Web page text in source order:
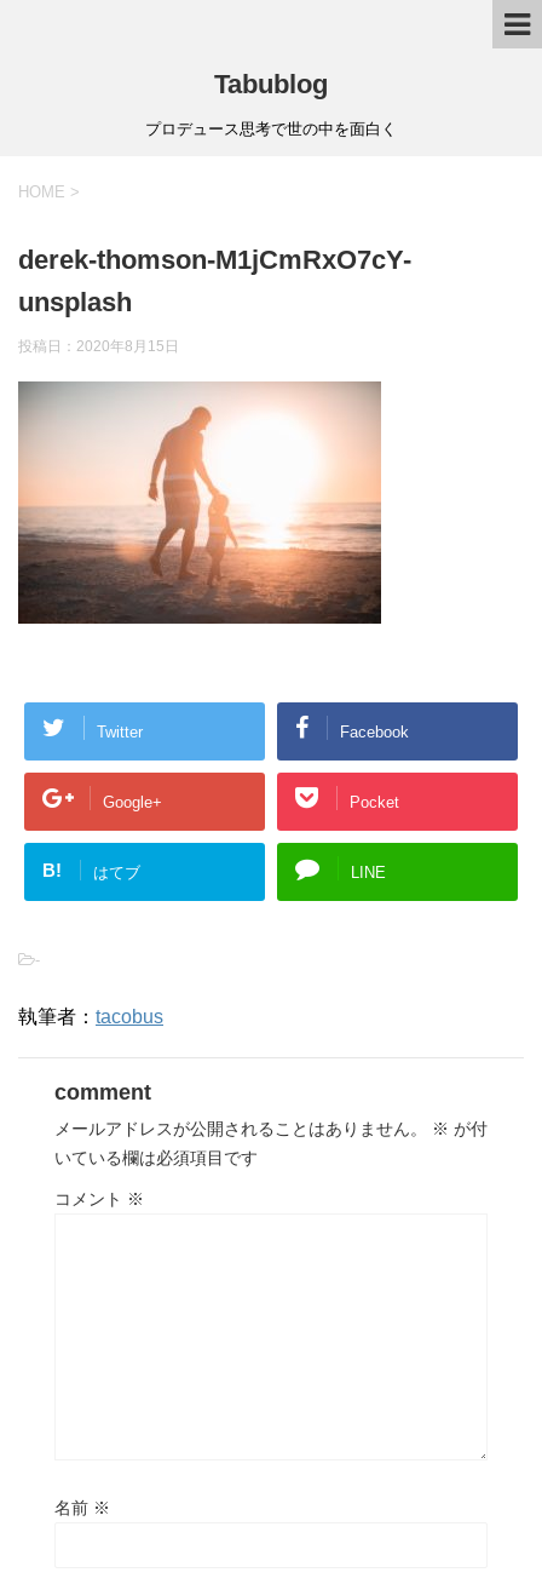
Tabublog
プロデュース思考で世の中を面白く
HOME >
derek-thomson-M1jCmRxO7cY-
unsplash
投稿日： 2020年8月15日
Twitter Facebook
Google+ Pocket
B! はてブ LINE
-
執筆者： tacobus
comment
メールアドレスが公開されることはありません。 ※ が付
いている欄は必須項目です
コメント ※
名前 ※